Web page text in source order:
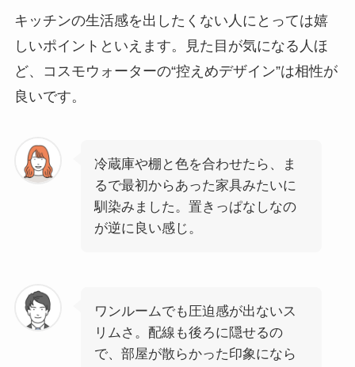
キッチンの生活感を出したくない人にとっては嬉
しいポイントといえます。見た目が気になる人ほ
ど、コスモウォーターの“控えめデザイン”は相性が
良いです。
冷蔵庫や棚と色を合わせたら、ま
るで最初からあった家具みたいに
馴染みました。置きっぱなしなの
が逆に良い感じ。
ワンルームでも圧迫感が出ないス
リムさ。配線も後ろに隠せるの
で、部屋が散らかった印象になら